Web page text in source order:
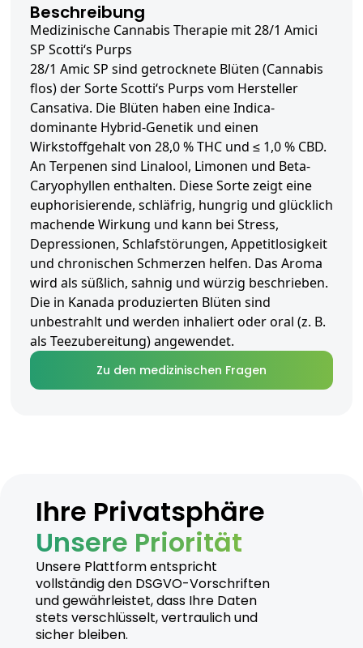
Beschreibung
Medizinische Cannabis Therapie mit 28/1 Amici
SP Scotti‘s Purps
28/1 Amic SP sind getrocknete Blüten (Cannabis
flos) der Sorte Scotti‘s Purps vom Hersteller
Cansativa. Die Blüten haben eine Indica-
dominante Hybrid-Genetik und einen
Wirkstoffgehalt von 28,0 % THC und ≤ 1,0 % CBD.
An Terpenen sind Linalool, Limonen und Beta-
Caryophyllen enthalten. Diese Sorte zeigt eine
euphorisierende, schläfrig, hungrig und glücklich
machende Wirkung und kann bei Stress,
Depressionen, Schlafstörungen, Appetitlosigkeit
und chronischen Schmerzen helfen. Das Aroma
wird als süßlich, sahnig und würzig beschrieben.
Die in Kanada produzierten Blüten sind
unbestrahlt und werden inhaliert oder oral (z. B.
als Teezubereitung) angewendet.
Zu den medizinischen Fragen
Ihre Privatsphäre
Unsere Priorität
Unsere Plattform entspricht
vollständig den DSGVO-Vorschriften
und gewährleistet, dass Ihre Daten
stets verschlüsselt, vertraulich und
sicher bleiben.